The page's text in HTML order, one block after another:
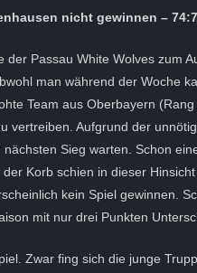
nicht gewinnen –
Passau White Wolves zum
man während der Woche
Team aus Oberbayern
vertreiben. Aufgrund der
Sieg warten. Schon
Korb schien in dieser
kein Spiel gewinnen.
mit nur drei Punkten
Zwar fing sich die junge